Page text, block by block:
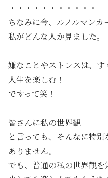
・・・・・・・・・・・
ちなみに今、ルノルマンカ
私がどんな人か見ました。
嫌なことやストレスは、す
人生を楽しむ！
ですって笑！
皆さんに私の世界観
と言っても、そんなに特
ありません。
でも、普通の私の世界観を